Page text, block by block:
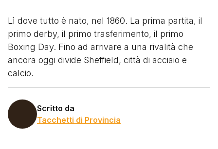
Lì dove tutto è nato, nel 1860. La prima partita, il
primo derby, il primo trasferimento, il primo
Boxing Day. Fino ad arrivare a una rivalità che
ancora oggi divide Sheffield, città di acciaio e
calcio.
Scritto da
Tacchetti di Provincia